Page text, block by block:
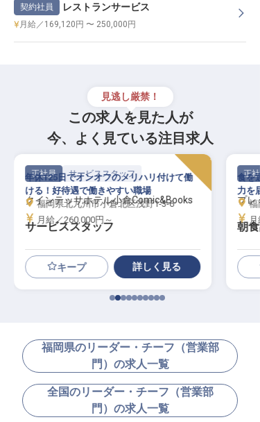
契約社員 レストランサービス
月給／169,120円 〜 250,000円
見逃し厳禁！
この求人を見た人が
今、よく見ている注目求人
正社員 サービススタッフ
クインテッサホテル小倉Comic&Books
サービススタッフ
年休125日でオンオフのメリハリ付けて働
ける！好待遇で働きやすい職場
福岡県北九州市小倉北区浅野1-3-6
月給／260,000円～
キープ 詳しく見る
正社
プレ
朝
食を
力を
福
福岡県のリーダー・チーフ（営業部
門）の求人一覧
全国のリーダー・チーフ（営業部
門）の求人一覧